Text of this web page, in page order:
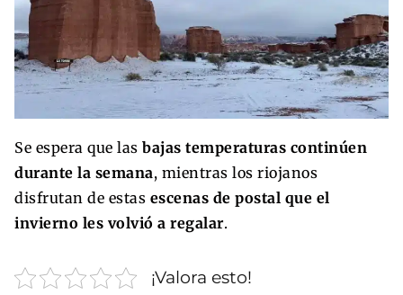
Se espera que las bajas temperaturas continúen
durante la semana, mientras los riojanos
disfrutan de estas escenas de postal que el
invierno les volvió a regalar.
¡Valora esto!